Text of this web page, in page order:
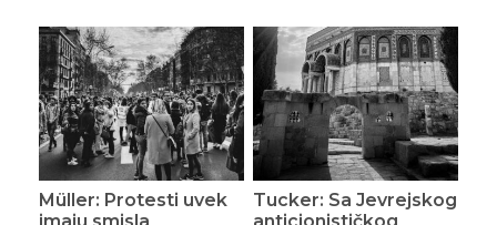
Müller: Protesti uvek
Tucker: Sa Jevrejskog